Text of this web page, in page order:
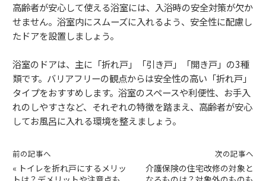
高齢者が安心して使える浴室には、入浴時の安全対策が欠か
せません。浴室内にスムーズに入れるよう、安全性に配慮し
たドアを設置しましょう。
浴室のドアは、主に「折れ戸」「引き戸」「開き戸」の3種
類です。バリアフリーの観点からは安全性の高い「折れ戸」
タイプをおすすめします。浴室のスペースや利便性、お手入
れのしやすさなど、それぞれの特徴を踏まえ、高齢者が安心
してお風呂に入れる環境を整えましょう。
前の記事へ
« トイレを折れ戸にするメリッ
次の記事へ
介護保険の住宅改修の対象と